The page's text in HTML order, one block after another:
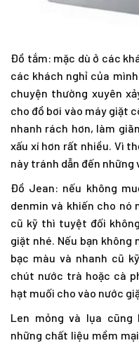
Đồ tắm: mặc dù ở các
các khách nghỉ của
chuyện thường xuyên
cho đồ bơi vào máy giặt
nhanh rách hơn, làm
xấu xí hơn rất nhiều. Vì
này tránh dẫn đến những
Đồ Jean: nếu không
denmin và khiến cho nó
cũ kỹ thì tuyệt đối
giặt nhé. Nếu bạn không
bạc màu và nhanh cũ
chút nước trà hoặc cà
hạt muối cho vào nước
Len mỏng và lụa cũng
những chất liệu mềm